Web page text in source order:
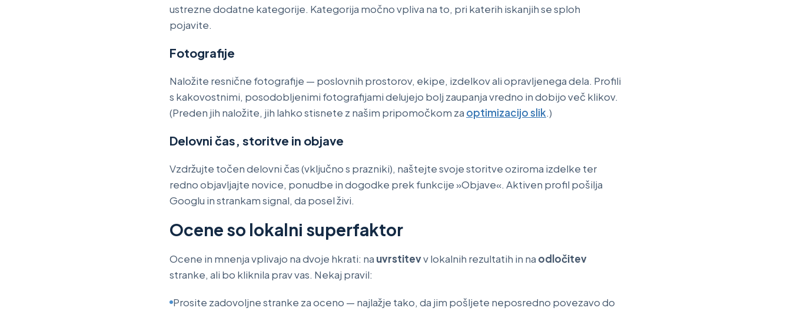
ustrezne dodatne kategorije. Kategorija močno vpliva na to, pri katerih iskanjih se sploh
pojavite.
Fotografije
Naložite resnične fotografije — poslovnih prostorov, ekipe, izdelkov ali opravljenega dela. Profili
s kakovostnimi, posodobljenimi fotografijami delujejo bolj zaupanja vredno in dobijo več klikov.
(Preden jih naložite, jih lahko stisnete z našim pripomočkom za optimizacijo slik.)
Delovni čas, storitve in objave
Vzdržujte točen delovni čas (vključno s prazniki), naštejte svoje storitve oziroma izdelke ter
redno objavljajte novice, ponudbe in dogodke prek funkcije »Objave«. Aktiven profil pošilja
Googlu in strankam signal, da posel živi.
Ocene so lokalni superfaktor
Ocene in mnenja vplivajo na dvoje hkrati: na uvrstitevv lokalnih rezultatih in na odločitev
stranke, ali bo kliknila prav vas. Nekaj pravil:
Prosite zadovoljne stranke za oceno — najlažje tako, da jim pošljete neposredno povezavo do